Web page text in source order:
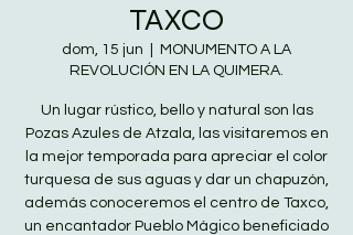
TAXCO
dom, 15 jun
MONUMENTO A LA
REVOLUCIÓN EN LA QUIMERA.
Un lugar rústico, bello y natural son las
Pozas Azules de Atzala, las visitaremos en
la mejor temporada para apreciar el color
turquesa de sus aguas y dar un chapuzón,
además conoceremos el centro de Taxco,
un encantador Pueblo Mágico beneficiado